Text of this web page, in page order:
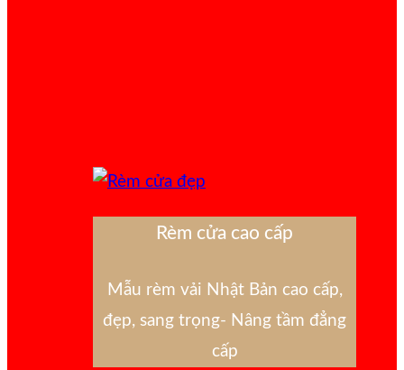
Rèm cửa cao cấp
Mẫu rèm vải Nhật Bản cao cấp,
đẹp, sang trọng- Nâng tầm đẳng
cấp